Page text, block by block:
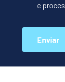
e
Enviar